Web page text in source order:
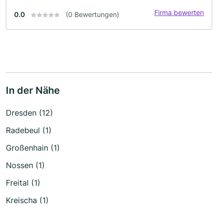
0.0 (0 Bewertungen) Firma bewerten
In der Nähe
Dresden (12)
Radebeul (1)
Großenhain (1)
Nossen (1)
Freital (1)
Kreischa (1)